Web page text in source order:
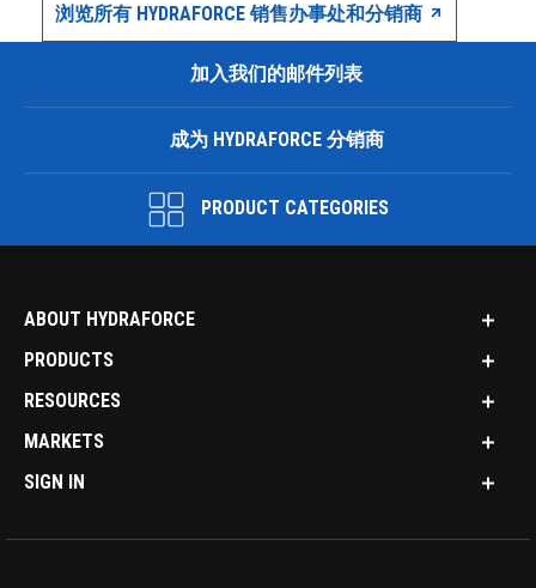
浏览所有 HYDRAFORCE 销售办事处和分销商
加入我们的邮件列表
成为 HYDRAFORCE 分销商
PRODUCT CATEGORIES
ABOUT HYDRAFORCE
PRODUCTS
RESOURCES
MARKETS
SIGN IN